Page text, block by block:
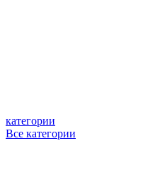
категории
Все категории